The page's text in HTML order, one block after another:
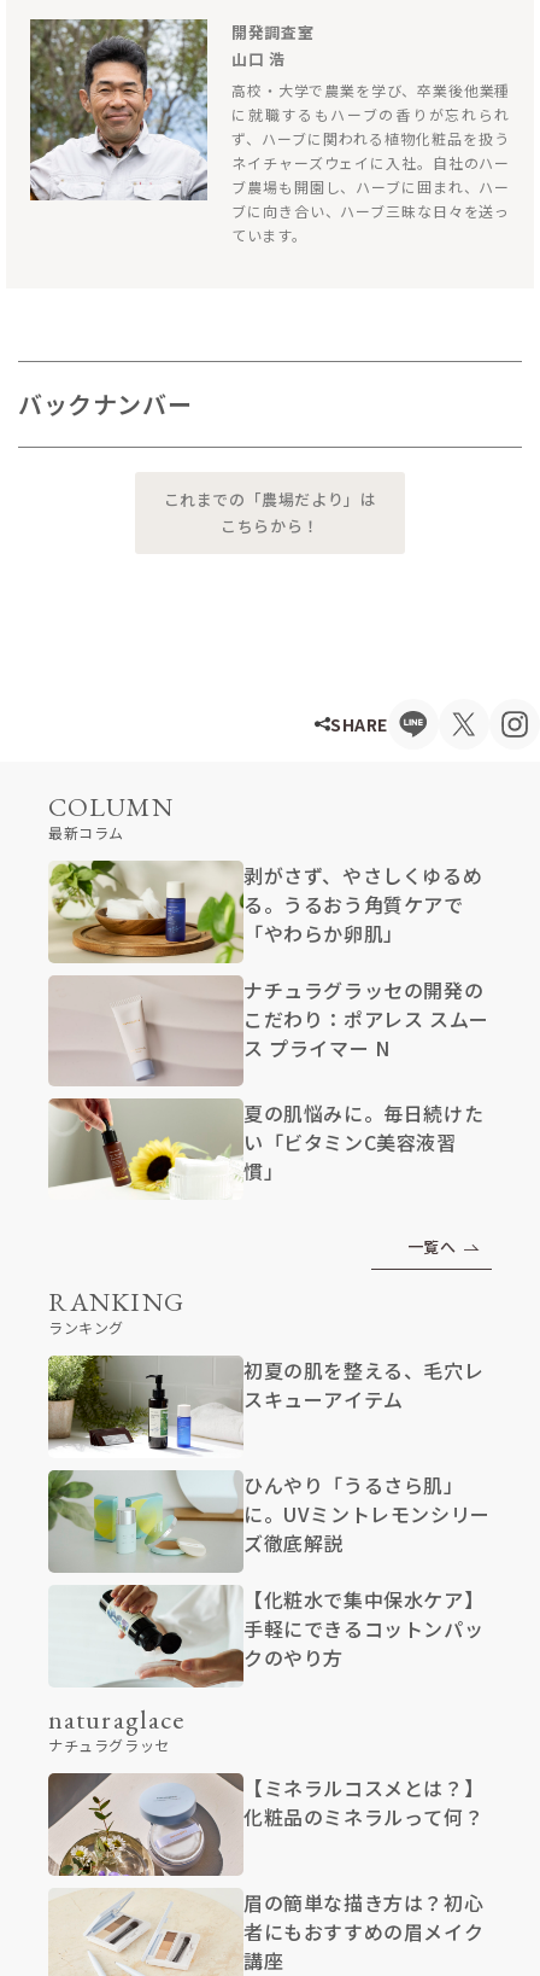
開発調査室
山口 浩
高校・大学で農業を学び、卒業後他業種
に就職するもハーブの香りが忘れられ
ず、ハーブに関われる植物化粧品を扱う
ネイチャーズウェイに入社。自社のハー
ブ農場も開園し、ハーブに囲まれ、ハー
ブに向き合い、ハーブ三昧な日々を送っ
ています。
バックナンバー
これまでの「農場だより」は
こちらから！
SHARE
COLUMN
最新コラム
剥がさず、やさしくゆるめ
る。うるおう角質ケアで
「やわらか卵肌」
ナチュラグラッセの開発の
こだわり：ポアレス スムー
ス プライマー N
夏の肌悩みに。毎日続けた
い「ビタミンC美容液習
慣」
一覧へ
RANKING
ランキング
初夏の肌を整える、毛穴レ
スキューアイテム
ひんやり「うるさら肌」
に。UVミントレモンシリー
ズ徹底解説
【化粧水で集中保水ケア】
手軽にできるコットンパッ
クのやり方
naturaglace
ナチュラグラッセ
【ミネラルコスメとは？】
化粧品のミネラルって何？
眉の簡単な描き方は？初心
者にもおすすめの眉メイク
講座